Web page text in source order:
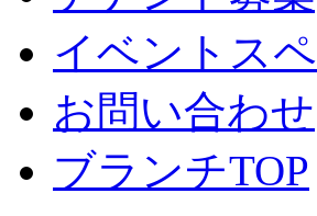
イベントス
お問い合わせ
ブランチTOP